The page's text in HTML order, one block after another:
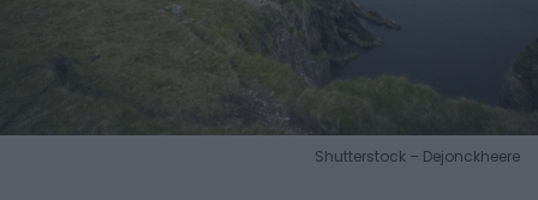
Shutterstock – Dejonckheere